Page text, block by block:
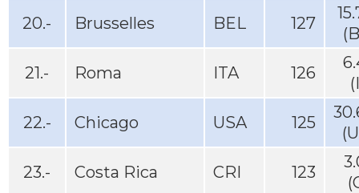
20.- Brusselles BEL 127
21.- Roma ITA 126
22.- Chicago USA 125
23.- Costa Rica CRI 123